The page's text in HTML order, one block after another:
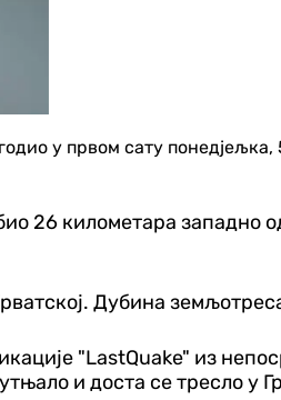
у првом сату понедјељка,
26 километара западно
Дубина
"LastQuake" из
и доста се тресло у